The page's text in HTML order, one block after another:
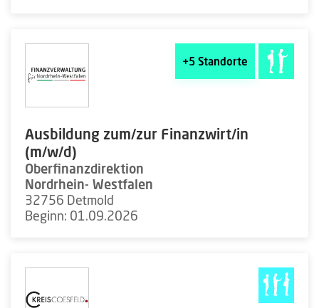
+5 Standorte
Ausbildung zum/zur Finanzwirt/in
(m/w/d)
Oberfinanzdirektion
Nordrhein- Westfalen
32756 Detmold
Beginn: 01.09.2026